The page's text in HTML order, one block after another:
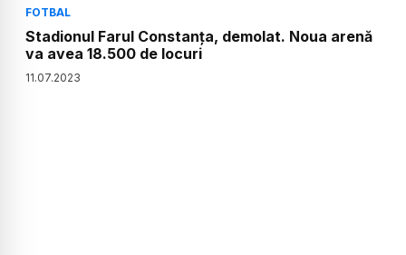
FOTBAL
Stadionul Farul Constanța, demolat. Noua arenă
va avea 18.500 de locuri
11.07.2023